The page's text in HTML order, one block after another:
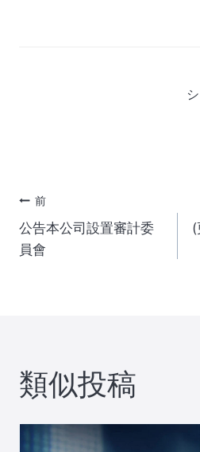
投
稿
ゲ
前
公告本公司設置審計委
員會
(
類似投稿